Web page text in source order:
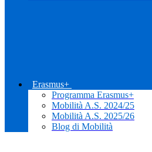
Erasmus+
Programma Erasmus+
Mobilità A.S. 2024/25
Mobilità A.S. 2025/26
Blog di Mobilità